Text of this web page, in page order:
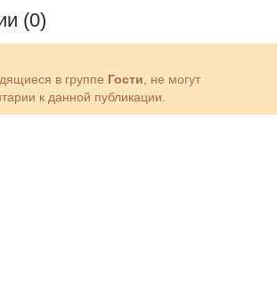
(0)
в группе Гости, не могут
к данной публикации.